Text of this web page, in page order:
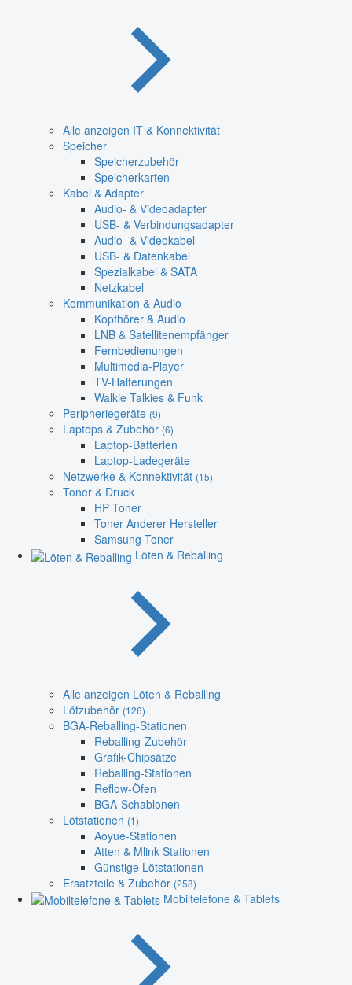
Alle anzeigen IT & Konnektivität
Speicher
Speicherzubehör
Speicherkarten
Kabel & Adapter
Audio- & Videoadapter
USB- & Verbindungsadapter
Audio- & Videokabel
USB- & Datenkabel
Spezialkabel & SATA
Netzkabel
Kommunikation & Audio
Kopfhörer & Audio
LNB & Satellitenempfänger
Fernbedienungen
Multimedia-Player
TV-Halterungen
Walkie Talkies & Funk
Peripheriegeräte (9)
Laptops & Zubehör (6)
Laptop-Batterien
Laptop-Ladegeräte
Netzwerke & Konnektivität (15)
Toner & Druck
HP Toner
Toner Anderer Hersteller
Samsung Toner
Löten & Reballing
Alle anzeigen Löten & Reballing
Lötzubehör (126)
BGA-Reballing-Stationen
Reballing-Zubehör
Grafik-Chipsätze
Reballing-Stationen
Reflow-Öfen
BGA-Schablonen
Lötstationen (1)
Aoyue-Stationen
Atten & Mlink Stationen
Günstige Lötstationen
Ersatzteile & Zubehör (258)
Mobiltelefone & Tablets